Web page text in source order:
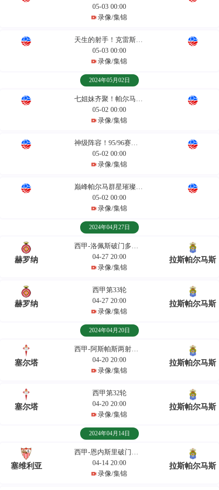
05-03 00:00
录像/集锦
天生的射手！克雷斯波在帕尔马高光进球！无需停球一击致命！
05-03 00:00
录像/集锦
2024年05月02日
七姐妹齐聚！帕尔马提前两轮重返意甲联赛
05-02 00:00
录像/集锦
神级阵容！95/96赛季的帕尔马好多熟人
05-02 00:00
录像/集锦
巅峰帕尔马群星璀璨！当年的青年军实在恐怖
05-02 00:00
录像/集锦
2024年04月27日
赫罗纳
西甲-洛佩斯破门多夫比克建功
04-27 20:00
录像/集锦
拉斯帕尔马斯
赫罗纳
西甲第33轮
04-27 20:00
录像/集锦
拉斯帕尔马斯
2024年04月20日
塞尔塔
西甲-阿斯帕斯两射两传
04-20 20:00
录像/集锦
拉斯帕尔马斯
塞尔塔
西甲第32轮
04-20 20:00
录像/集锦
拉斯帕尔马斯
2024年04月14日
塞维利亚
西甲-恩内斯里破门建功
04-14 20:00
录像/集锦
拉斯帕尔马斯